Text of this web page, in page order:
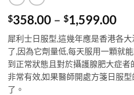
$358.00 – $1,599.00
犀利士日服型,這幾年應是香港各
了,因為它劑量低,每天服用一顆就
到正常狀態且對於攝護腺肥大症
非常有效,如果醫師開處方箋日服
了。